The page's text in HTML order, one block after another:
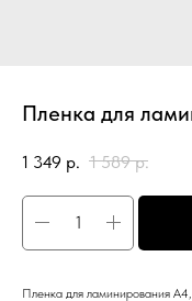
Пленка для
1 349 р. 1 589 р.
Пленка для ламинирования